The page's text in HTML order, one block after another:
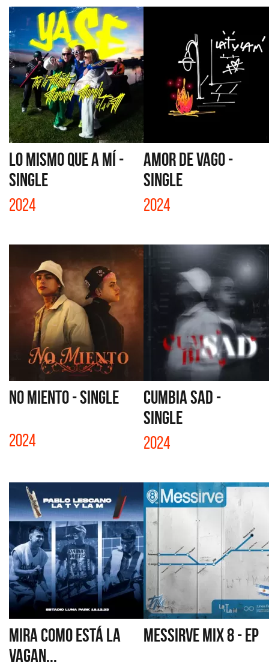
LO MISMO QUE A MÍ -
SINGLE
2024
AMOR DE VAGO -
SINGLE
2024
NO MIENTO - SINGLE
2024
CUMBIA SAD -
SINGLE
2024
MIRA COMO ESTÁ LA
VAGAN...
MESSIRVE MIX 8 - EP